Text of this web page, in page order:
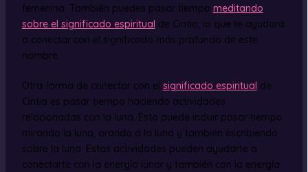
femenina. También puedes pasar tiempo meditando
sobre el significado espiritual de Cintia, lo que te ayudará
a conectar con el significado más profundo de este
nombre.
Otra forma de conectar con el significado espiritual de
Cintia es pasar tiempo haciendo actividades
relacionadas con la luna. Esto puede incluir pasar tiempo
mirando la luna, orando a la luna y también escribiendo
sobre la luna. Estas actividades pueden ayudarte a
conectarte con la energía lunar y también con la energía